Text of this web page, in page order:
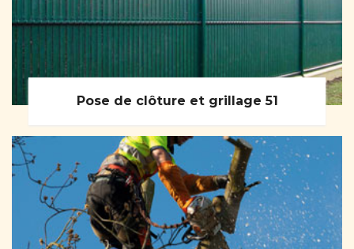
Pose de clôture et grillage 51